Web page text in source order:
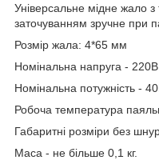
Універсальне мідне жало
заточуванням зручне при
Розмір жала: 4*65 мм
Номінальна напруга - 220В
Номінальна потужність -
Робоча температура
Габаритні розміри без
Маса - не більше 0,1 кг.